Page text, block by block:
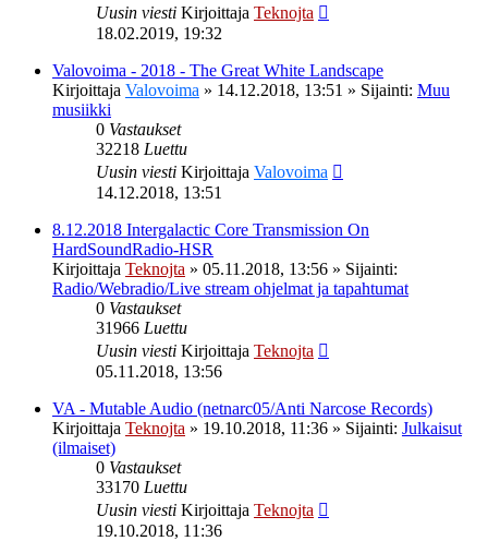
Uusin viesti Kirjoittaja Teknojta
18.02.2019, 19:32
Valovoima - 2018 - The Great White Landscape
Kirjoittaja Valovoima » 14.12.2018, 13:51 » Sijainti: Muu
musiikki
0 Vastaukset
32218 Luettu
Uusin viesti Kirjoittaja Valovoima
14.12.2018, 13:51
8.12.2018 Intergalactic Core Transmission On
HardSoundRadio-HSR
Kirjoittaja Teknojta » 05.11.2018, 13:56 » Sijainti:
Radio/Webradio/Live stream ohjelmat ja tapahtumat
0 Vastaukset
31966 Luettu
Uusin viesti Kirjoittaja Teknojta
05.11.2018, 13:56
VA - Mutable Audio (netnarc05/Anti Narcose Records)
Kirjoittaja Teknojta » 19.10.2018, 11:36 » Sijainti: Julkaisut
(ilmaiset)
0 Vastaukset
33170 Luettu
Uusin viesti Kirjoittaja Teknojta
19.10.2018, 11:36